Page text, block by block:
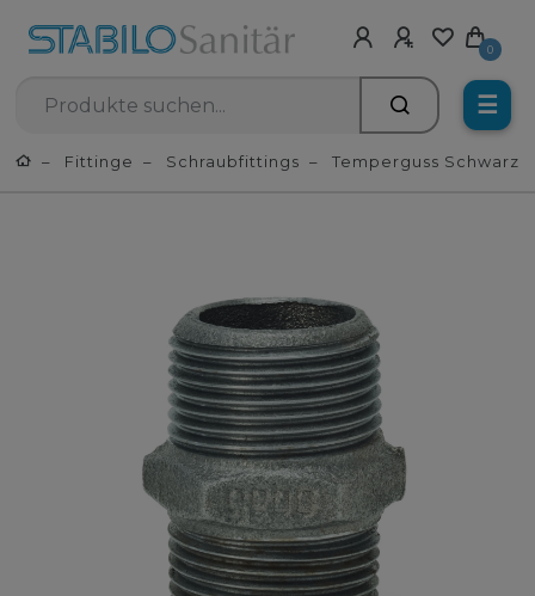
0
☰
Fittinge Schraubfittings Temperguss Schwarz